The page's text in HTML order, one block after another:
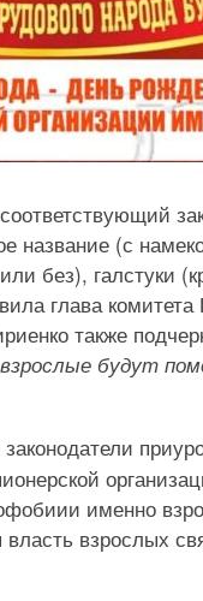
(с
без), галстуки
глава
также
взрослые будут
именно
взрослых